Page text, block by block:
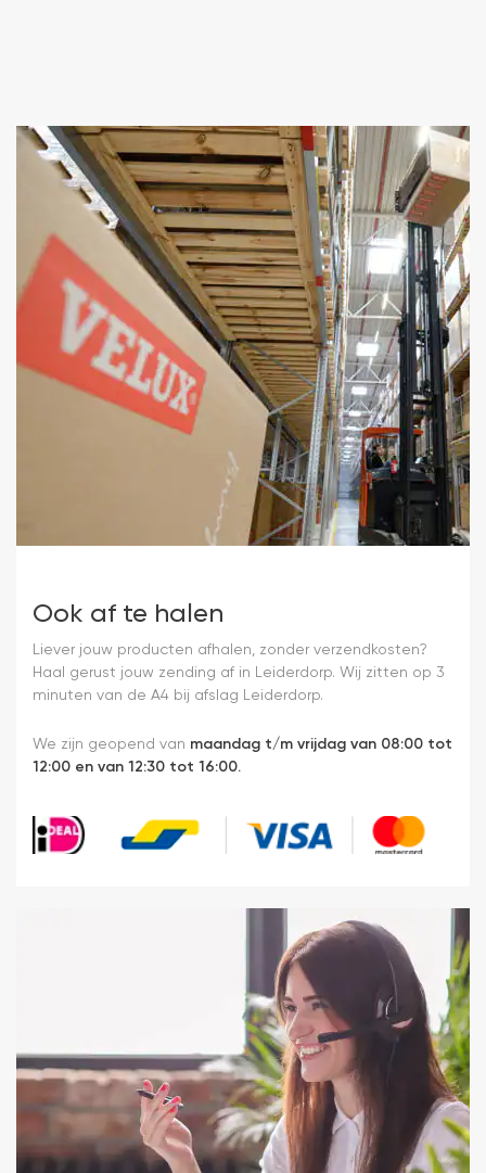
Ook af te halen
Liever jouw producten afhalen, zonder verzendkosten?
Haal gerust jouw zending af in Leiderdorp. Wij zitten op 3
minuten van de A4 bij afslag Leiderdorp.
We zijn geopend van maandag t/m vrijdag van 08:00 tot
12:00 en van 12:30 tot 16:00.